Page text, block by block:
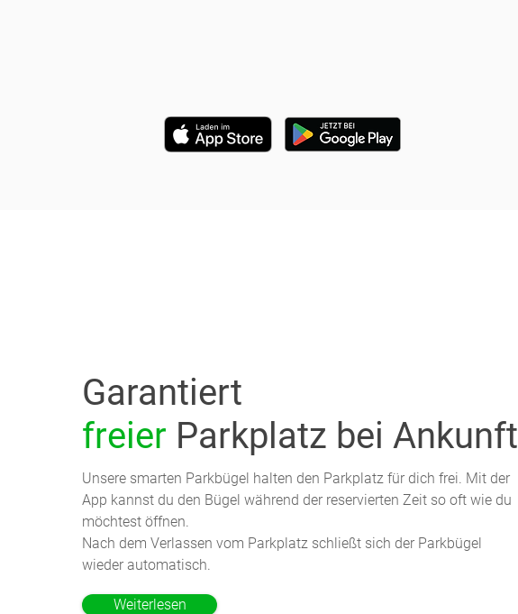
Garantiert
freier Parkplatz bei Ankunft
Unsere smarten Parkbügel halten den Parkplatz für dich frei. Mit der
App kannst du den Bügel während der reservierten Zeit so oft wie du
möchtest öffnen.
Nach dem Verlassen vom Parkplatz schließt sich der Parkbügel
wieder automatisch.
Weiterlesen